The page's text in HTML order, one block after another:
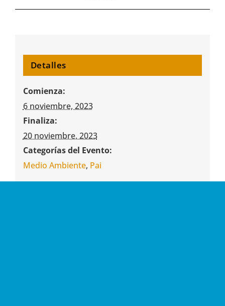
Detalles
Comienza:
6 noviembre, 2023
Finaliza:
20 noviembre, 2023
Categorías del Evento:
Medio Ambiente, Pai